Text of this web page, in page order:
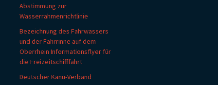
Abstimmung zur
Wasserrahmenrichtlinie
Bezeichnung des Fahrwassers
und der Fahrrinne auf dem
Oberrhein Informationsflyer für
die Freizeitschifffahrt
Deutscher Kanu-Verband